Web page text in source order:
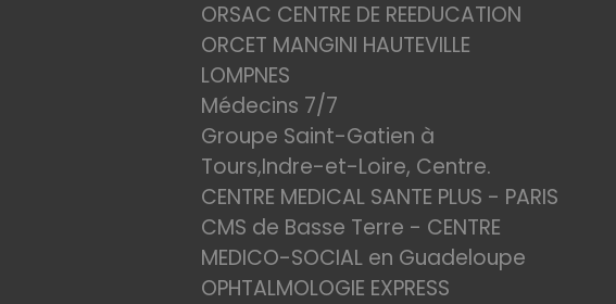
ORSAC CENTRE DE REEDUCATION
ORCET MANGINI HAUTEVILLE
LOMPNES
Médecins 7/7
Groupe Saint-Gatien à
Tours,Indre-et-Loire, Centre.
CENTRE MEDICAL SANTE PLUS - PARIS
CMS de Basse Terre - CENTRE
MEDICO-SOCIAL en Guadeloupe
OPHTALMOLOGIE EXPRESS